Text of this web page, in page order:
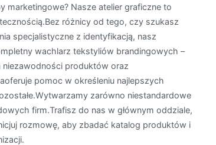
marketingowe? Nasze atelier graficzne to
różnicy od tego, czy szukasz
specjalistyczne z identyfikacją, nasz
wachlarz tekstyliów brandingowych –
produktów oraz
pomoc w określeniu najlepszych
zarówno niestandardowe
firm.Trafisz do nas w głównym oddziale,
rozmowę, aby zbadać katalog produktów i